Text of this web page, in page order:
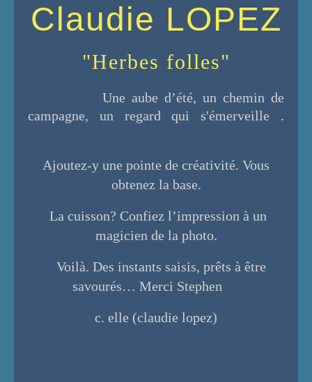
Claudie LOPEZ
"Herbes folles"
Une aube d’été, un chemin de
campagne, un regard qui s'émerveille .
Ajoutez-y une pointe de créativité. Vous
obtenez la base.
La cuisson? Confiez l’impression à un
magicien de la photo.
Voilà. Des instants saisis, prêts à être
savourés… Merci Stephen
c. elle (claudie lopez)